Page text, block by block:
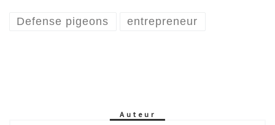
Defense pigeons entrepreneur
Auteur